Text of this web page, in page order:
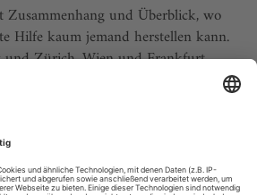
Zusammenhang und Überblick, wo
Hilfe kaum jemand herstellen kann.
und Zürich, Wien und Frankfurt,
es wie nirgends auf der Welt eine
produktive Theaterszene. Mit
jederzeit über die wichtigsten
Theater heute erscheint 12-mal im
im Juli und dem Jahrbuch im